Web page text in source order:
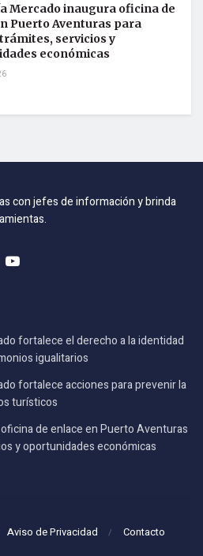
Mercado inaugura oficina de
Puerto Aventuras para
servicios y
económicas
con jefes de información y brinda
fortalece el derecho a la identidad
igualitarios
fortalece acciones para prevenir la
turísticos
de enlace en Puerto Aventuras
y oportunidades económicas
Aviso de Privacidad Contacto